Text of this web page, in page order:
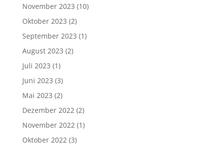
November 2023 (10)
Oktober 2023 (2)
September 2023 (1)
August 2023 (2)
Juli 2023 (1)
Juni 2023 (3)
Mai 2023 (2)
Dezember 2022 (2)
November 2022 (1)
Oktober 2022 (3)